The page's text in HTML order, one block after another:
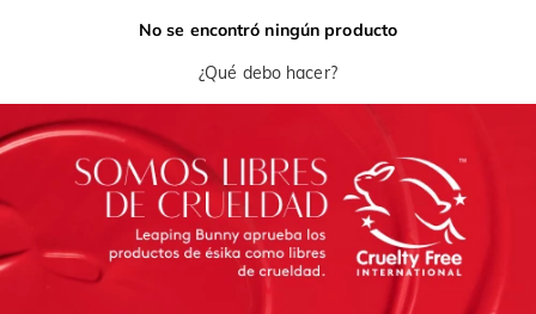
No se encontró ningún producto
¿Qué debo hacer?